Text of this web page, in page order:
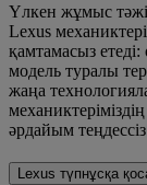
Үлкен жұмыс
Lexus
қамтамасыз
модель туралы
жаңа
әрдайым
Lexus түпнұсқа